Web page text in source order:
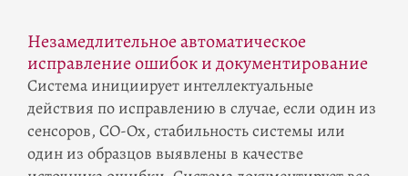
Незамедлительное автоматическое
исправление ошибок и документирование
Система инициирует интеллектуальные
действия по исправлению в случае, если один из
сенсоров, CO-Ox, стабильность системы или
один из образцов выявлены в качестве